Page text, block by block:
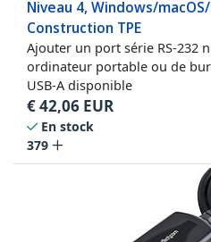
Niveau 4, Windows/
Construction TPE
Ajouter un port série RS-232
ordinateur portable ou de
USB-A disponible
€42,06 EUR
En stock
379